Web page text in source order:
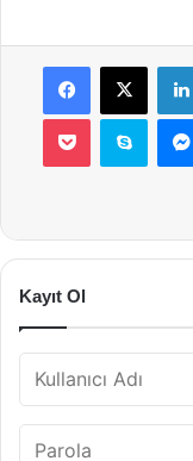
Facebook
X
Pocket Skype
Kayıt Ol